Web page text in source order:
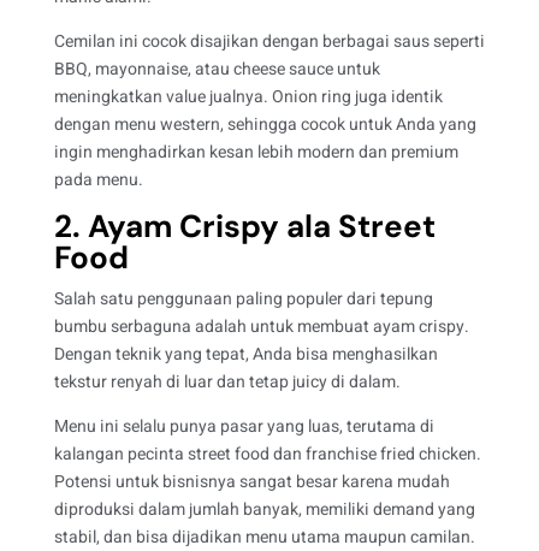
Cemilan ini cocok disajikan dengan berbagai saus seperti
BBQ, mayonnaise, atau cheese sauce untuk
meningkatkan value jualnya. Onion ring juga identik
dengan menu western, sehingga cocok untuk Anda yang
ingin menghadirkan kesan lebih modern dan premium
pada menu.
2. Ayam Crispy ala Street
Food
Salah satu penggunaan paling populer dari tepung
bumbu serbaguna adalah untuk membuat ayam crispy.
Dengan teknik yang tepat, Anda bisa menghasilkan
tekstur renyah di luar dan tetap juicy di dalam.
Menu ini selalu punya pasar yang luas, terutama di
kalangan pecinta street food dan franchise fried chicken.
Potensi untuk bisnisnya sangat besar karena mudah
diproduksi dalam jumlah banyak, memiliki demand yang
stabil, dan bisa dijadikan menu utama maupun camilan.